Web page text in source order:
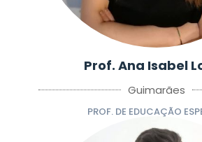
Prof. Ana Isabel
Guimarães
PROF. DE EDUCAÇÃO